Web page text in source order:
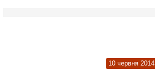
10 червня 2014